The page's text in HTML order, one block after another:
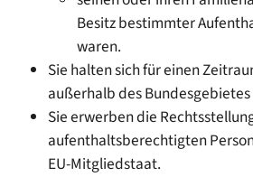
Besitz bestimmter
waren.
Sie halten sich für einen
außerhalb des
Sie erwerben die
aufenthaltsberechtigten
EU-Mitgliedstaat.